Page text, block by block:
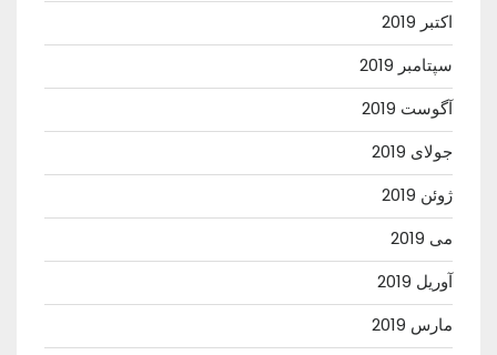
اکتبر 2019
سپتامبر 2019
آگوست 2019
جولای 2019
ژوئن 2019
می 2019
آوریل 2019
مارس 2019